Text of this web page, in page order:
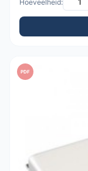
Hoeveelheid:
PDF